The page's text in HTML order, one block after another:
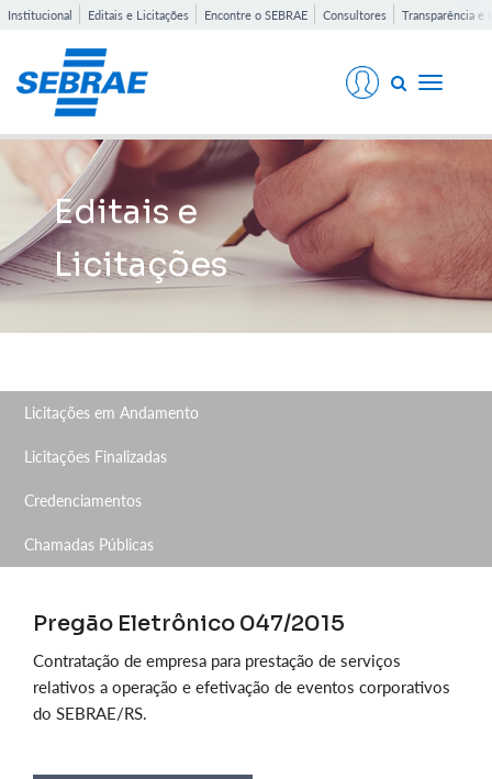
Institucional Editais e Licitações Encontre o SEBRAE Consultores Transparência e
Toggle
Editais e
Licitações
Licitações em Andamento
Licitações Finalizadas
Credenciamentos
Chamadas Públicas
Pregão Eletrônico 047/2015
Contratação de empresa para prestação de serviços
relativos a operação e efetivação de eventos corporativos
do SEBRAE/RS.